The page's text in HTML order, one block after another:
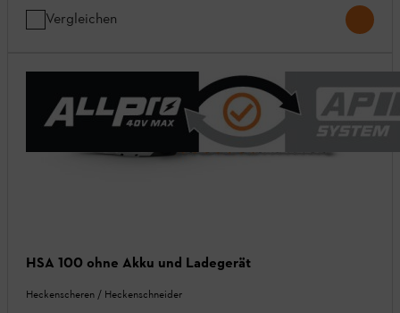
Vergleichen
HSA 100 ohne Akku und Ladegerät
Heckenscheren / Heckenschneider